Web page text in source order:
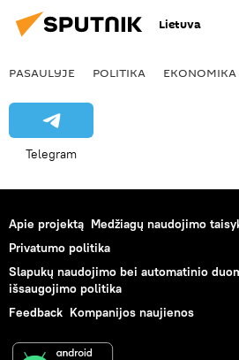
Lietuva
PASAULYJE POLITIKA EKONOMIKA
Telegram
Apie projektą Medžiagų naudojimo
Privatumo politika
Slapukų naudojimo bei automatinio
išsaugojimo politika
Feedback Kompanijos naujienos